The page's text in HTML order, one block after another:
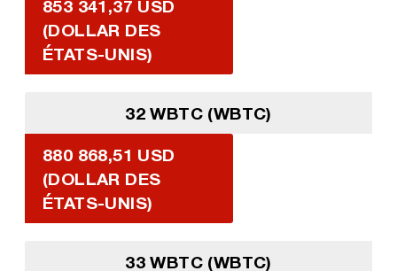
853 341,37 USD
(DOLLAR DES
ÉTATS-UNIS)
32 WBTC (WBTC)
880 868,51 USD
(DOLLAR DES
ÉTATS-UNIS)
33 WBTC (WBTC)